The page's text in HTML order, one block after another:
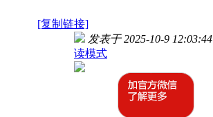
[复制链接]
发表于 2025-10-9 12:03:44
读模式